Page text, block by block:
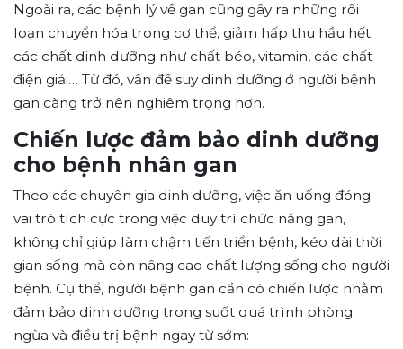
Ngoài ra, các bệnh lý về gan cũng gây ra những rối
loạn chuyển hóa trong cơ thể, giảm hấp thu hầu hết
các chất dinh dưỡng như chất béo, vitamin, các chất
điện giải… Từ đó, vấn đề suy dinh dưỡng ở người bệnh
gan càng trở nên nghiêm trọng hơn.
Chiến lược đảm bảo dinh dưỡng
cho bệnh nhân gan
Theo các chuyên gia dinh dưỡng, việc ăn uống đóng
vai trò tích cực trong việc duy trì chức năng gan,
không chỉ giúp làm chậm tiến triển bệnh, kéo dài thời
gian sống mà còn nâng cao chất lượng sống cho người
bệnh. Cụ thể, người bệnh gan cần có chiến lược nhằm
đảm bảo dinh dưỡng trong suốt quá trình phòng
ngừa và điều trị bệnh ngay từ sớm: